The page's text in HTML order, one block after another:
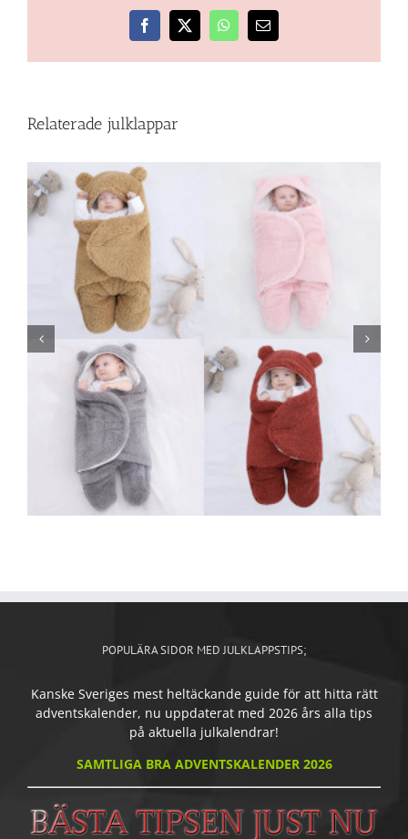
Facebook
X WhatsApp
E-
post
Relaterade julklappar
POPULÄRA SIDOR MED JULKLAPPSTIPS;
Kanske Sveriges mest heltäckande guide för att hitta rätt
adventskalender, nu uppdaterat med 2026 års alla tips
på aktuella julkalendrar!
SAMTLIGA BRA ADVENTSKALENDER 2026